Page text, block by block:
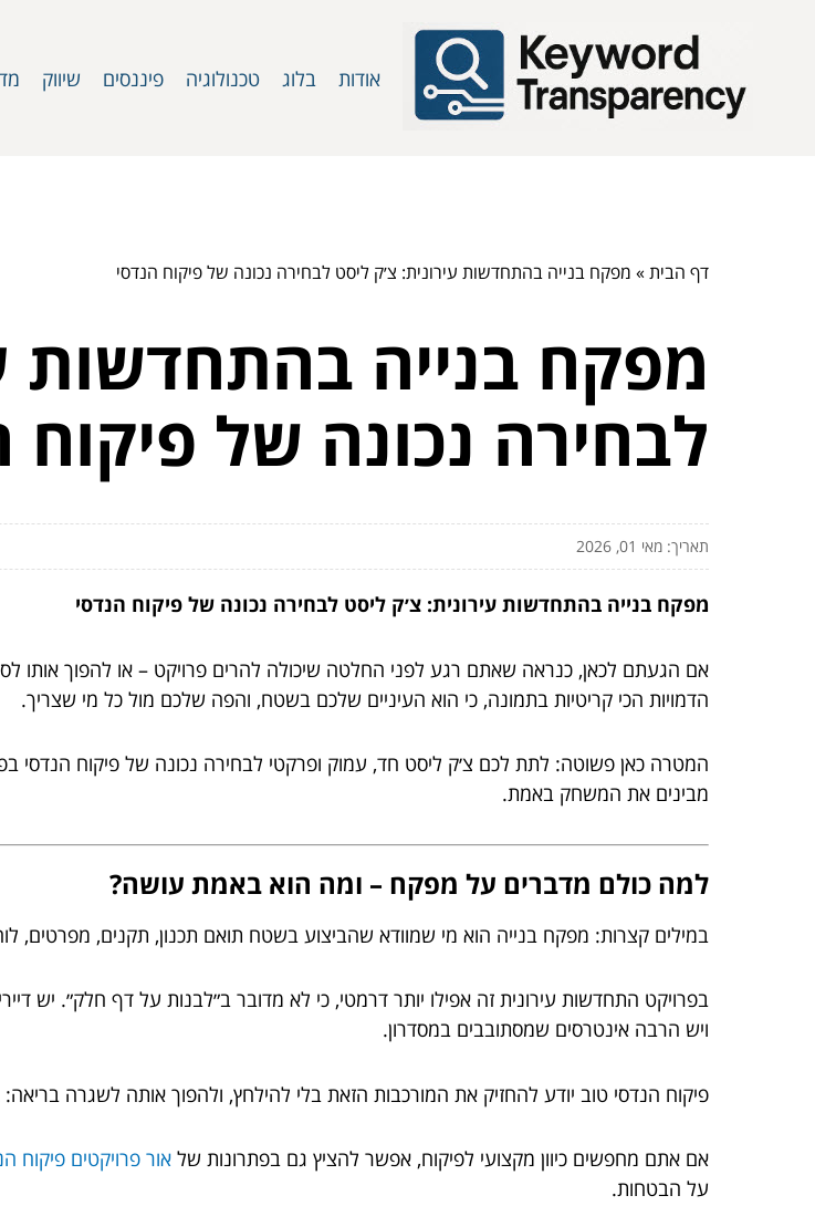
אודות בלוג טכנולוגיה פיננסים שיווק
דף הבית» מפקח בנייה בהתחדשות עירונית: צ׳ק ליסט לבחירה נכונה של פיקוח הנדסי
מפקח בנייה בהתחדשות
לבחירה נכונה של פיקוח
תאריך: מאי 01, 2026
מפקח בנייה בהתחדשות עירונית: צ׳ק ליסט לבחירה נכונה של פיקוח הנדסי
אם הגעתם לכאן, כנראה שאתם רגע לפני החלטה שיכולה להרים פרויקט – או להפוך אותו
הדמויות הכי קריטיות בתמונה, כי הוא העיניים שלכם בשטח, והפה שלכם מול כל מי שצריך.
המטרה כאן פשוטה: לתת לכם צ׳ק ליסט חד, עמוק ופרקטי לבחירה נכונה של פיקוח הנדסי
מבינים את המשחק באמת.
למה כולם מדברים על מפקח – ומה הוא באמת עושה?
במילים קצרות: מפקח בנייה הוא מי שמוודא שהביצוע בשטח תואם תכנון, תקנים, מפרטים,
בפרויקט התחדשות עירונית זה אפילו יותר דרמטי, כי לא מדובר ב״לבנות על דף חלק״. יש
ויש הרבה אינטרסים שמסתובבים במסדרון.
פיקוח הנדסי טוב יודע להחזיק את המורכבות הזאת בלי להילחץ, ולהפוך אותה לשגרה
אם אתם מחפשים כיוון מקצועי לפיקוח, אפשר להציץ גם בפתרונות של אור פרויקטים פיקוח
על הבטחות.